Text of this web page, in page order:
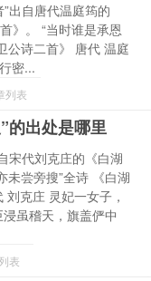
出自唐代温庭筠的
》。 “当时谁是承恩
公诗二首》 唐代 温庭
密...
列表
的出处是哪里
宋代刘克庄的《白湖
未尝旁搜”全诗 《白湖
刘克庄 灵妃一女子，
虽稽天，旗盖俨中
表